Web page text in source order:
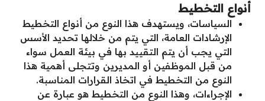
أنواع التخطيط
السياسات، ويستهدف هذا النوع من أنواع التخطيط
الإرشادات العامة، التي يتم من خلالها تحديد الأسس
التي يجب أن يتم التقييد بها في بيئة العمل سواء
من قبل الموظفين أو المديرين وتتجلى أهمية هذا
النوع من التخطيط في اتخاذ القرارات المناسبة.
الإجراءات، وهذا النوع من التخطيط هو عبارة عن